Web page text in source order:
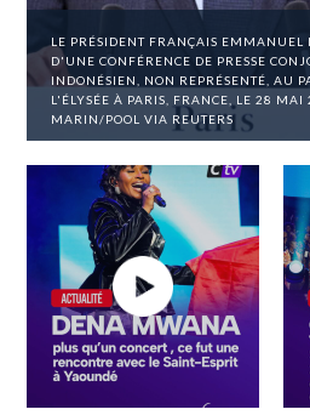
LE PRÉSIDENT FRANÇAIS EMMANUEL
D'UNE CONFÉRENCE DE PRESSE
INDONÉSIEN, NON REPRÉSENTÉ, AU
L'ÉLYSÉE À PARIS, FRANCE, LE 28
MARIN/POOL VIA REUTERS